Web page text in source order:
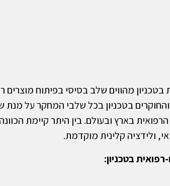
מהווים שלב בסיסי בפיתוח מוצרים
בטכניון בכל שלבי המחקר על מנת
הרפואית בארץ ובעולם. בין היתר קיימת
ולידציה קלינית מוקדמת.
בטכניון: